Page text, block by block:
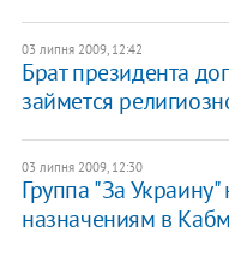
03 липня 2009, 12:42
Брат президента
займется
03 липня 2009, 12:30
Группа "За Украину"
назначениям в